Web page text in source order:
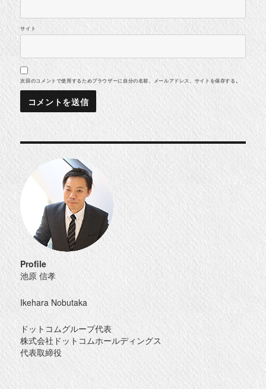
サイト
次回のコメントで使用するためブラウザーに自分の名前、メールアドレス、サイトを保存する。
Profile
池原 信孝
Ikehara Nobutaka
ドットコムグループ代表
株式会社ドットコムホールディングス
代表取締役